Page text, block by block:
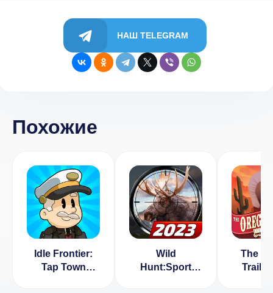
НАШ TELEGRAM
Похожие
Idle Frontier:
Tap Town
Wild
Hunt:Sport
The
Trail: